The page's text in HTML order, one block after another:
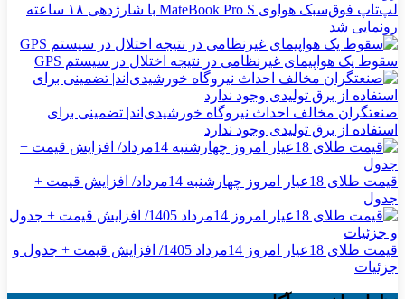
لپ‌تاپ فوق‌سبک هواوی MateBook Pro S با شارژدهی ۱۸ ساعته
رونمایی شد
سقوط یک هواپیمای غیرنظامی در نتیجه اختلال در سیستم‌ GPS
صنعتگران مخالف احداث نیروگاه خورشیدی‌اند| تضمینی برای
استفاده از برق تولیدی وجود ندارد
قیمت طلای 18عیار امروز چهارشنبه 14مرداد/ افزایش قیمت +
جدول
قیمت طلای 18عیار امروز 14مرداد 1405/ افزایش قیمت + جدول و
جزئیات